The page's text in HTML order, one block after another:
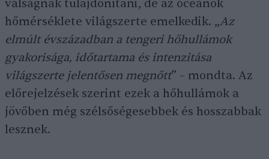
válságnak tulajdonítani, de az óceánok
hőmérséklete világszerte emelkedik. „Az
elmúlt évszázadban a tengeri hőhullámok
gyakorisága, időtartama és intenzitása
világszerte jelentősen megnőtt” – mondta. Az
előrejelzések szerint ezek a hőhullámok a
jövőben még szélsőségesebbek és hosszabbak
lesznek.